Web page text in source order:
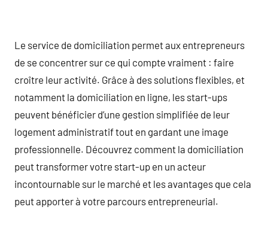
Le service de domiciliation permet aux entrepreneurs
de se concentrer sur ce qui compte vraiment : faire
croître leur activité. Grâce à des solutions flexibles, et
notamment la domiciliation en ligne, les start-ups
peuvent bénéficier d’une gestion simplifiée de leur
logement administratif tout en gardant une image
professionnelle. Découvrez comment la domiciliation
peut transformer votre start-up en un acteur
incontournable sur le marché et les avantages que cela
peut apporter à votre parcours entrepreneurial.